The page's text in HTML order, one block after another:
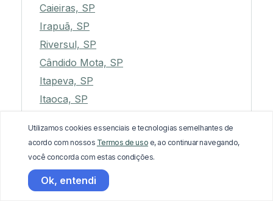
Caieiras, SP
Irapuã, SP
Riversul, SP
Cândido Mota, SP
Itapeva, SP
Itaoca, SP
Dumont, SP
Brejo Alegre, SP
Paulo de Faria, SP
Utilizamos cookies essenciais e tecnologias semelhantes de
acordo com nossos Termos de uso e, ao continuar navegando,
você concorda com estas condições.
Ok, entendi